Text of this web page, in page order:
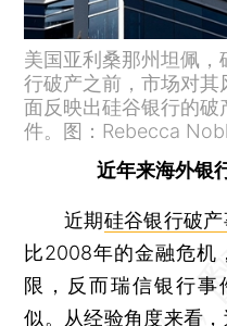
美国亚利桑那州坦佩
行破产之前，市场对
面反映出硅谷银行的
件。图：Rebecca
近年来海外银
近期硅谷银行破
比2008年的金融危机
限，反而瑞信银行
似。从经验角度来看